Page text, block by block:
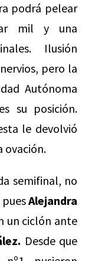
podrá pelear
mil y una
Ilusión
pero la
Autónoma
su posición.
le devolvió
ovación.
semifinal, no
Alejandra
un ciclón ante
Desde que